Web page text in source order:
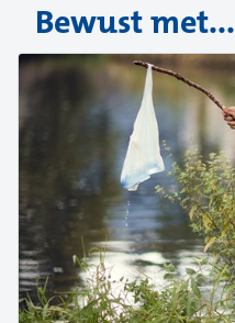
Bewust met...